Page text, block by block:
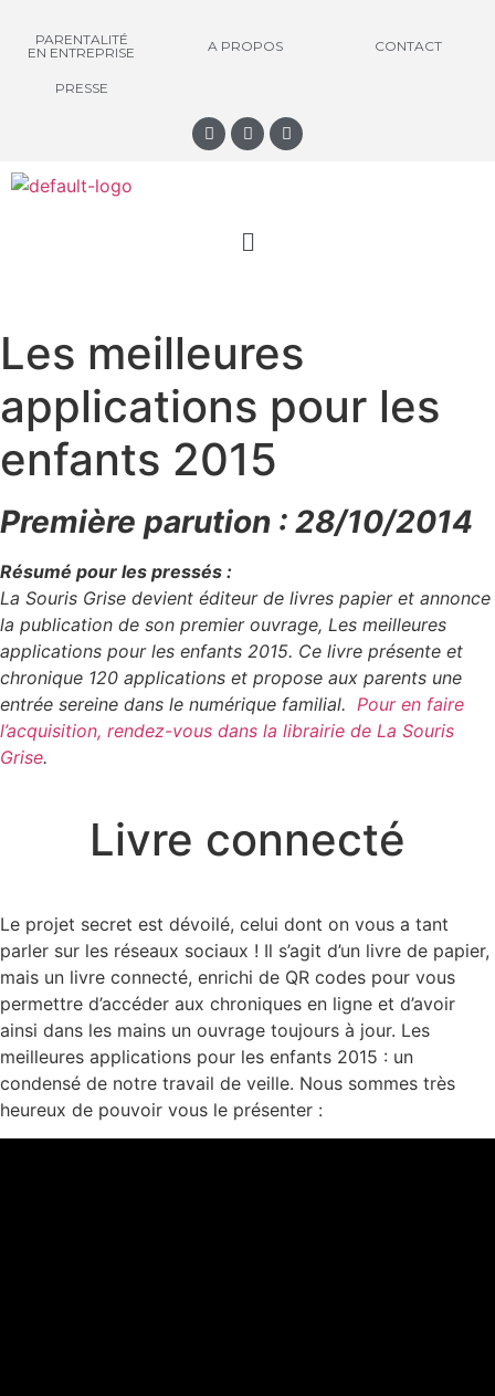
PARENTALITÉ
EN ENTREPRISE
A PROPOS CONTACT
PRESSE
Les meilleures
applications pour les
enfants 2015
Première parution : 28/10/2014
Résumé pour les pressés :
La Souris Grise devient éditeur de livres papier et annonce
la publication de son premier ouvrage, Les meilleures
applications pour les enfants 2015. Ce livre présente et
chronique 120 applications et propose aux parents une
entrée sereine dans le numérique familial. Pour en faire
l’acquisition, rendez-vous dans la librairie de La Souris
Grise.
Livre connecté
Le projet secret est dévoilé, celui dont on vous a tant
parler sur les réseaux sociaux ! Il s’agit d’un livre de papier,
mais un livre connecté, enrichi de QR codes pour vous
permettre d’accéder aux chroniques en ligne et d’avoir
ainsi dans les mains un ouvrage toujours à jour. Les
meilleures applications pour les enfants 2015 : un
condensé de notre travail de veille. Nous sommes très
heureux de pouvoir vous le présenter :